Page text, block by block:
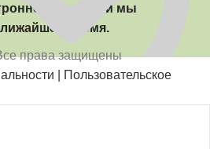
письмо, и мы
время.
права защищены
| Пользовательское